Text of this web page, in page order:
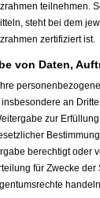
teilnehmen.
steht bei dem
zertifiziert ist.
von Daten,
insbesondere an
zur
berechtigt oder
für Zwecke